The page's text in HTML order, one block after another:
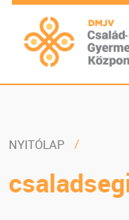
NYITÓLAP